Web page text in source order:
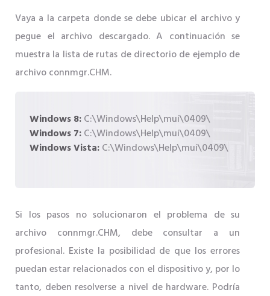
Vaya a la carpeta donde se debe ubicar el archivo y
pegue el archivo descargado. A continuación se
muestra la lista de rutas de directorio de ejemplo de
archivo connmgr.CHM.
Windows 8:C:\Windows\Help\mui\0409\
Windows 7:C:\Windows\Help\mui\0409\
Windows Vista:C:\Windows\Help\mui\0409\
Si los pasos no solucionaron el problema de su
archivo connmgr.CHM, debe consultar a un
profesional. Existe la posibilidad de que los errores
puedan estar relacionados con el dispositivo y, por lo
tanto, deben resolverse a nivel de hardware. Podría